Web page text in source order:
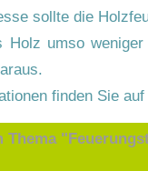
sollte die
Holz umso
finden Sie auf
Thema